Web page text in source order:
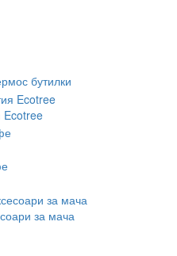
бутилки
Ecotree
за мача